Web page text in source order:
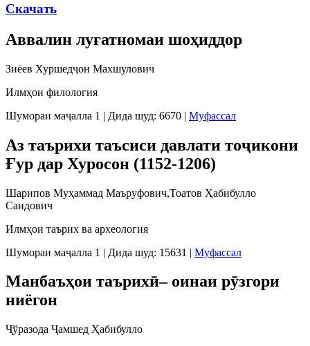
Скачать
Аввалин луғатномаи шоҳиддор
Зиёев Хуршедҷон Махшулович
Илмҳои филология
Шумораи маҷалла 1 | Дида шуд: 6670 | Муфассал
Аз таърихи таъсиси давлати тоҷикони
Ғур дар Хуросон (1152-1206)
Шарипов Муҳаммад Маъруфович,Тоатов Ҳабибулло
Саидович
Илмҳои таърих ва археология
Шумораи маҷалла 1 | Дида шуд: 15631 | Муфассал
Манбаъҳои таърихӣ– оинаи рӯзгори
ниёгон
Ҷўразода Ҷамшед Ҳабибулло